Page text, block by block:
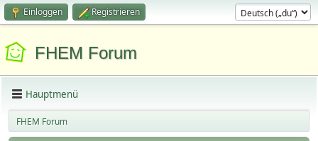
Einloggen Registrieren
FHEM Forum
Hauptmenü
FHEM Forum